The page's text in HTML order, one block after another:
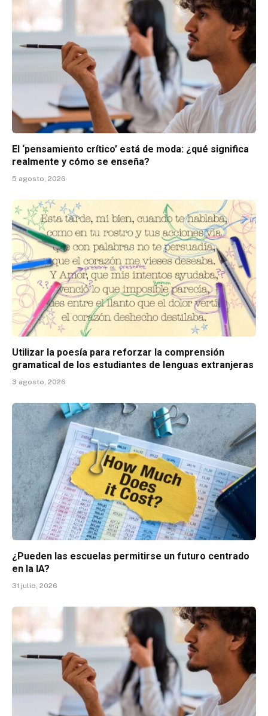
El ‘pensamiento crítico’ está de moda: ¿qué significa
realmente y cómo se enseña?
5 agosto, 2026
Utilizar la poesía para reforzar la comprensión
gramatical de los estudiantes de lenguas extranjeras
3 agosto, 2026
¿Pueden las escuelas permitirse un futuro centrado
en la IA?
31 julio, 2026